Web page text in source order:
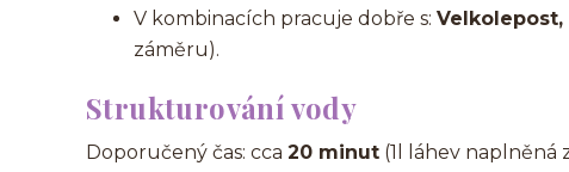
V kombinacích pracuje dobře s: Velkolepost,
záměru).
Strukturování vody
Doporučený čas: cca 20 minut (1l láhev naplněná